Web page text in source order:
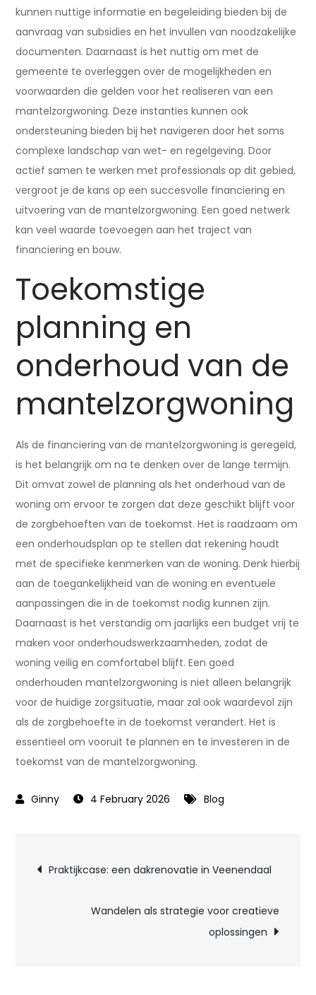
kunnen nuttige informatie en begeleiding bieden bij de
aanvraag van subsidies en het invullen van noodzakelijke
documenten. Daarnaast is het nuttig om met de
gemeente te overleggen over de mogelijkheden en
voorwaarden die gelden voor het realiseren van een
mantelzorgwoning. Deze instanties kunnen ook
ondersteuning bieden bij het navigeren door het soms
complexe landschap van wet- en regelgeving. Door
actief samen te werken met professionals op dit gebied,
vergroot je de kans op een succesvolle financiering en
uitvoering van de mantelzorgwoning. Een goed netwerk
kan veel waarde toevoegen aan het traject van
financiering en bouw.
Toekomstige
planning en
onderhoud van de
mantelzorgwoning
Als de financiering van de mantelzorgwoning is geregeld,
is het belangrijk om na te denken over de lange termijn.
Dit omvat zowel de planning als het onderhoud van de
woning om ervoor te zorgen dat deze geschikt blijft voor
de zorgbehoeften van de toekomst. Het is raadzaam om
een onderhoudsplan op te stellen dat rekening houdt
met de specifieke kenmerken van de woning. Denk hierbij
aan de toegankelijkheid van de woning en eventuele
aanpassingen die in de toekomst nodig kunnen zijn.
Daarnaast is het verstandig om jaarlijks een budget vrij te
maken voor onderhoudswerkzaamheden, zodat de
woning veilig en comfortabel blijft. Een goed
onderhouden mantelzorgwoning is niet alleen belangrijk
voor de huidige zorgsituatie, maar zal ook waardevol zijn
als de zorgbehoefte in de toekomst verandert. Het is
essentieel om vooruit te plannen en te investeren in de
toekomst van de mantelzorgwoning.
4 February 2026 Blog
Post
navigation
Praktijkcase: een dakrenovatie in Veenendaal
Wandelen als strategie voor creatieve
oplossingen